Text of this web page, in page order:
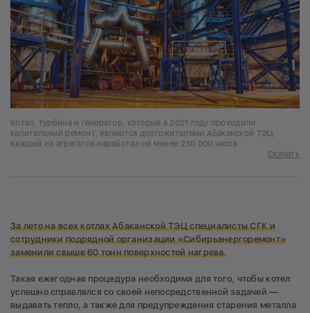
Котел, турбина и генератор, которые в 2021 году проходили
капитальный ремонт, являются долгожителями Абаканской ТЭЦ.
Каждый из агрегатов наработал не менее 230 000 часов
Скачать
За лето на всех котлах Абаканской ТЭЦ специалисты СГК и
сотрудники подрядной организации «Сибирьэнергоремонт»
заменили свыше 60 тонн поверхностей нагрева.
Такая ежегодная процедура необходима для того, чтобы котел
успешно справлялся со своей непосредственной задачей —
выдавать тепло, а также для предупреждения старения металла